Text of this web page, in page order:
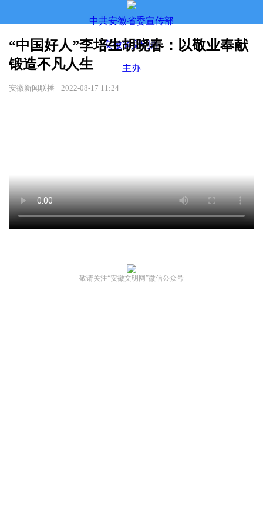
中共安徽省委宣传部
安徽省文明办
主办
“中国好人”李培生胡晓春：以敬业奉献
锻造不凡人生
安徽新闻联播 2022-08-17 11:24
敬请关注“安徽文明网”微信公众号